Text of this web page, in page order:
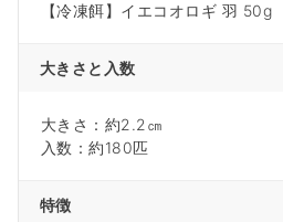
【冷凍餌】イエコオロギ 羽 50g
大きさと入数
大きさ：約2.2㎝
入数：約180匹
特徴